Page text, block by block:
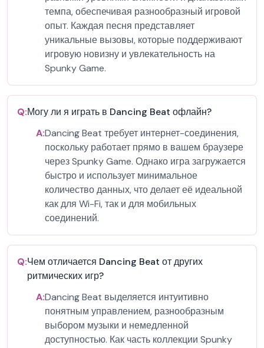
темпа, обеспечивая разнообразный игровой
опыт. Каждая песня представляет
уникальные вызовы, которые поддерживают
игровую новизну и увлекательность на
Spunky Game.
Q:Могу ли я играть в Dancing Beat офлайн?
A:Dancing Beat требует интернет-соединения,
поскольку работает прямо в вашем браузере
через Spunky Game. Однако игра загружается
быстро и использует минимальное
количество данных, что делает её идеальной
как для Wi-Fi, так и для мобильных
соединений.
Q:Чем отличается Dancing Beat от других
ритмических игр?
A:Dancing Beat выделяется интуитивно
понятным управлением, разнообразным
выбором музыки и немедленной
доступностью. Как часть коллекции Spunky